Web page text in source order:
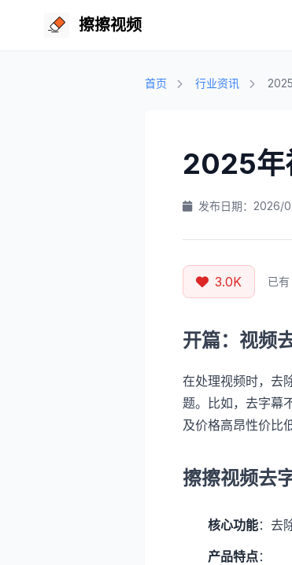
擦擦视频
首页 行业资讯
2025年
发布日期：2026/
3.0K 已
开篇：视频
在处理视频时，去
题。比如，去字幕
及价格高昂性价比
擦擦视频去
核心功能：去
产品特点：